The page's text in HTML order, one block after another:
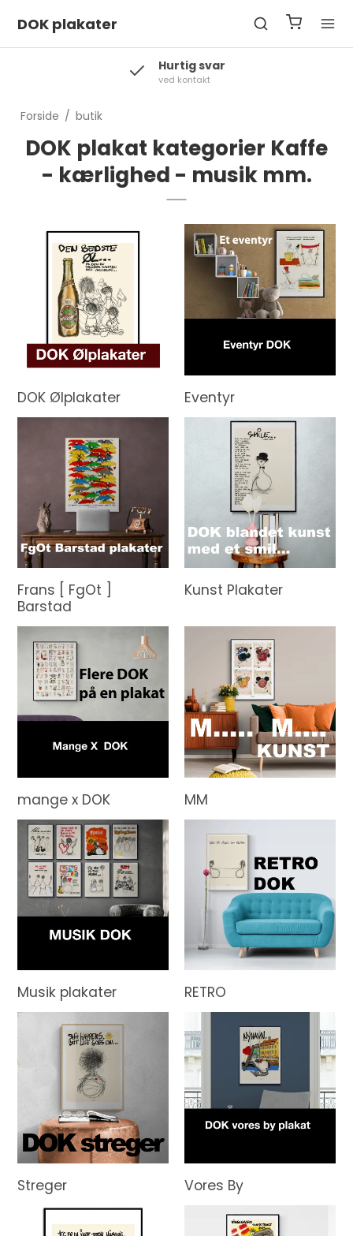
DOK plakater
Hurtig svar
ved kontakt
Forside / butik
DOK plakat kategorier Kaffe
- kærlighed - musik mm.
DOK Ølplakater Eventyr
Frans [ FgOt ]
Barstad
Kunst Plakater
mange x DOK MM
Musik plakater RETRO
Streger Vores By